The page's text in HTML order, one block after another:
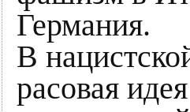
Германия.
В
расовая